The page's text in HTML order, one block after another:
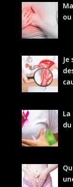
Je
du